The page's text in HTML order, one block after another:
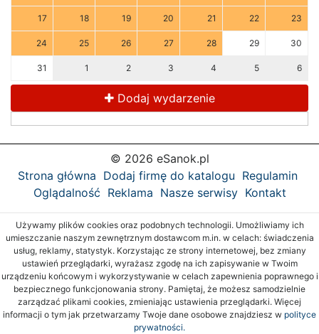
17 18 19 20 21 22 23
24 25 26 27 28 29 30
31 1 2 3 4 5 6
Dodaj wydarzenie
© 2026 eSanok.pl
Strona główna Dodaj firmę do katalogu Regulamin
Oglądalność Reklama Nasze serwisy Kontakt
Używamy plików cookies oraz podobnych technologii. Umożliwiamy ich
umieszczanie naszym zewnętrznym dostawcom m.in. w celach: świadczenia
usług, reklamy, statystyk. Korzystając ze strony internetowej, bez zmiany
ustawień przeglądarki, wyrażasz zgodę na ich zapisywanie w Twoim
urządzeniu końcowym i wykorzystywanie w celach zapewnienia poprawnego i
bezpiecznego funkcjonowania strony. Pamiętaj, że możesz samodzielnie
zarządzać plikami cookies, zmieniając ustawienia przeglądarki. Więcej
informacji o tym jak przetwarzamy Twoje dane osobowe znajdziesz w polityce
prywatności.